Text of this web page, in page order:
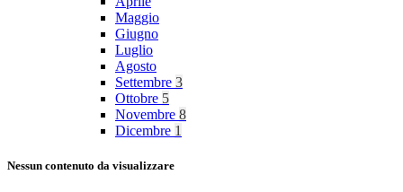
Maggio
Giugno
Luglio
Agosto
Settembre 3
Ottobre 5
Novembre 8
Dicembre 1
Nessun contenuto da visualizzare